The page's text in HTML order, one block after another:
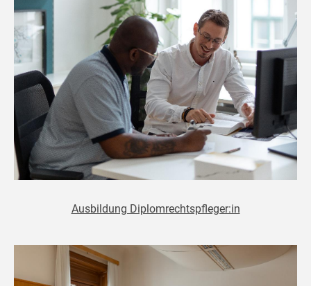
Ausbildung Diplomrechtspfleger:in